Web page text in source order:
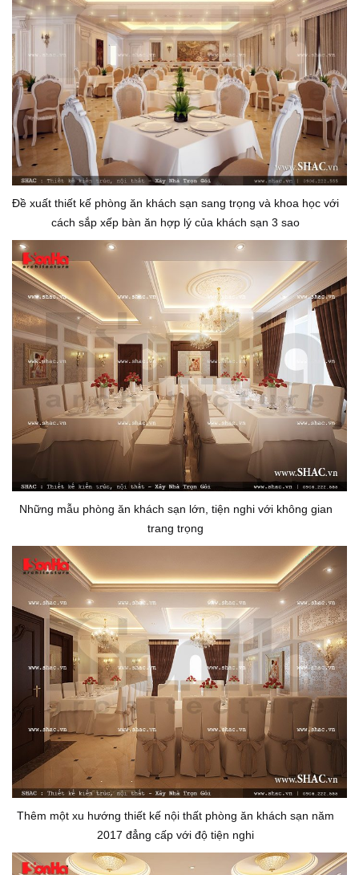
Đề xuất thiết kế phòng ăn khách sạn sang trọng và khoa học với
cách sắp xếp bàn ăn hợp lý của khách sạn 3 sao
Những mẫu phòng ăn khách sạn lớn, tiện nghi với không gian
trang trọng
Thêm một xu hướng thiết kế nội thất phòng ăn khách sạn năm
2017 đẳng cấp với độ tiện nghi